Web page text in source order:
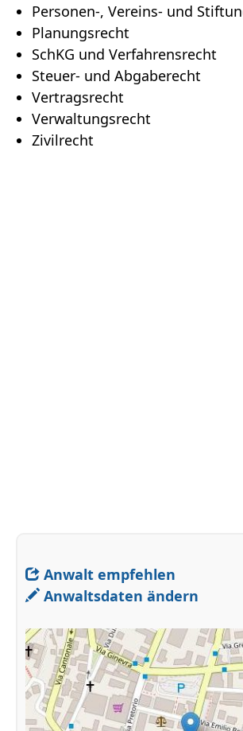
Personen-, Vereins- und
Planungsrecht
SchKG und Verfahrensrecht
Steuer- und Abgaberecht
Vertragsrecht
Verwaltungsrecht
Zivilrecht
Anwalt empfehlen
Anwaltsdaten ändern